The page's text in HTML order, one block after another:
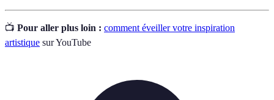
📺 Pour aller plus loin : comment éveiller votre inspiration
artistique sur YouTube